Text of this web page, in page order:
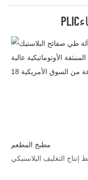
مطبخ المطعم
إنتاج التغليف البلاستيكي